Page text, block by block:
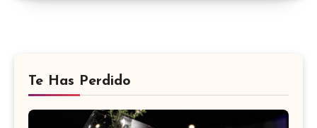
Te Has Perdido